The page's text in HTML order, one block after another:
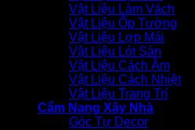
Vật Liệu Làm Vách
Vật Liệu Ốp Tường
Vật Liệu Lợp Mái
Vật Liệu Lót Sàn
Vật Liệu Cách Âm
Vật Liệu Cách Nhiệt
Vật Liệu Trang Trí
Cẩm Nang Xây Nhà
Góc Tự Decor